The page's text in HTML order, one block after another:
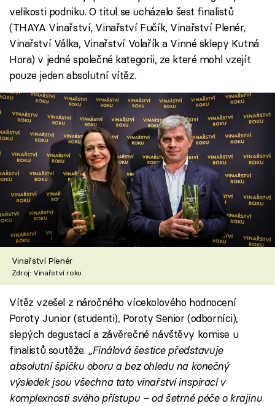
velikosti podniku. O titul se ucházelo šest finalistů
(THAYA Vinařství, Vinařství Fučík, Vinařství Plenér,
Vinařství Válka, Vinařství Volařík a Vinné sklepy Kutná
Hora) v jedné společné kategorii, ze které mohl vzejít
pouze jeden absolutní vítěz.
Vinařství Plenér
Zdroj: Vinařství roku
Vítěz vzešel z náročného vícekolového hodnocení
Poroty Junior (studenti), Poroty Senior (odborníci),
slepých degustací a závěrečné návštěvy komise u
finalistů soutěže. „Finálová šestice představuje
absolutní špičku oboru a bez ohledu na konečný
výsledek jsou všechna tato vinařství inspirací v
komplexnosti svého přístupu – od šetrné péče o krajinu